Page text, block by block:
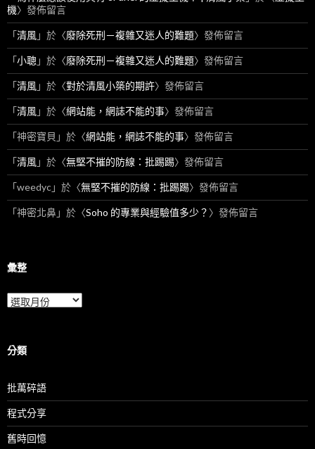
機〉發佈留言
「清風」於〈廢除死刑－複雜又迷人的難題〉發佈留言
「小聰 」於〈廢除死刑－複雜又迷人的難題〉發佈留言
「清風」於〈對於清風小築的期許〉發佈留言
「清風」於〈網站能，網誌不能的事〉發佈留言
「神密寶貝 」於〈網站能，網誌不能的事〉發佈留言
「清風」於〈無堅不摧的防線：批踢踢〉發佈留言
「weedyc」於〈無堅不摧的防線：批踢踢〉發佈留言
「神密北鼻」於〈Soho 的專業與經驗值多少？ 〉發佈留言
彙整
彙
整
分類
批萬碎語
程式分享
舊時回憶